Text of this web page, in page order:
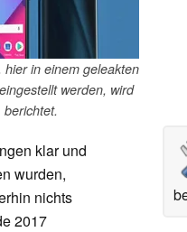
hier in einem geleakten
werden, wird
berichtet.
klar und
wurden,
nichts
2017